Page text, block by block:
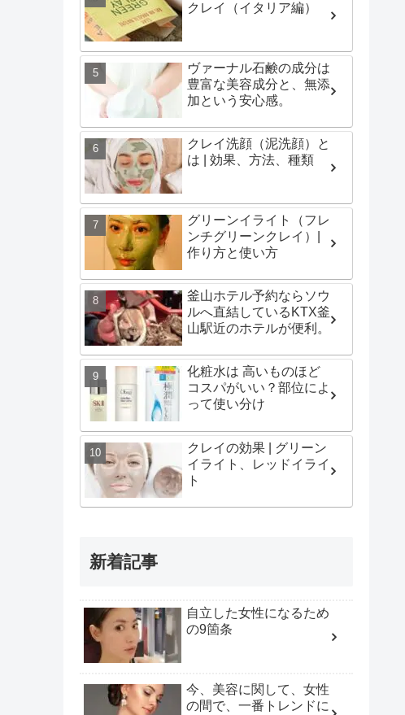
クレイ（イタリア編）
ヴァーナル石鹸の成分は
豊富な美容成分と、無添
加という安心感。
クレイ洗顔（泥洗顔）と
は | 効果、方法、種類
グリーンイライト（フレ
ンチグリーンクレイ）|
作り方と使い方
釜山ホテル予約ならソウ
ルへ直結しているKTX釜
山駅近のホテルが便利。
化粧水は 高いものほど
コスパがいい？部位によ
って使い分け
クレイの効果 | グリーン
イライト、レッドイライ
ト
新着記事
自立した女性になるため
の9箇条
今、美容に関して、女性
の間で、一番トレンドに